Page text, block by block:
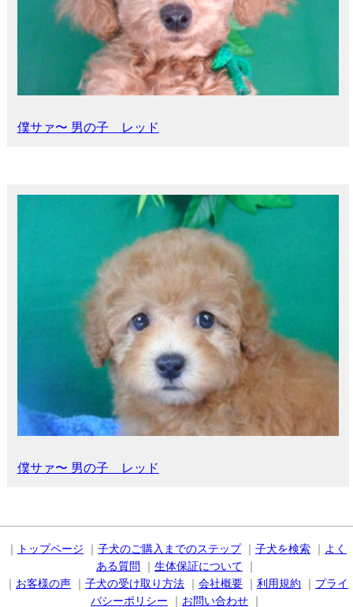
僕サァ〜 男の子 レッド
僕サァ〜 男の子 レッド
トップページ 子犬のご購入までのステップ｜ 子犬を検索
よく
ある質問
生体保証について
お客様の声 子犬の受け取り方法 会社概要 利用規約
プライ
バシーポリシー
お問い合わせ